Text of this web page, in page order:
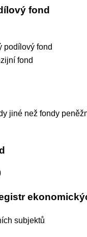
fond
podílový fond
fond
jiné než fondy
subjektů